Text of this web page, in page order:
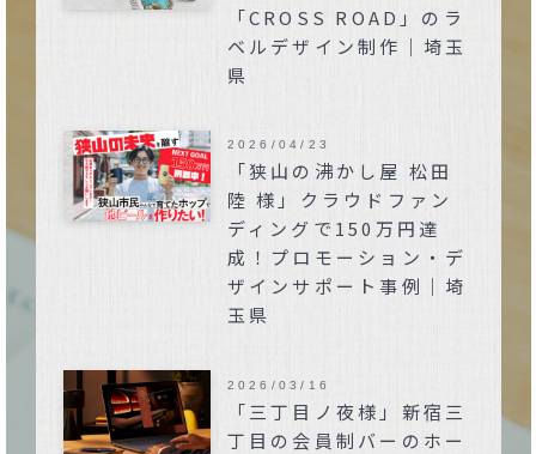
「CROSS ROAD」のラ
ベルデザイン制作｜埼玉
県
「狭山の沸かし屋 松田
陸 様」クラウドファン
ディングで150万円達
成！プロモーション・デ
ザインサポート事例｜埼
玉県
2026/04/23
「三丁目ノ夜様」新宿三
丁目の会員制バーのホー
2026/03/16